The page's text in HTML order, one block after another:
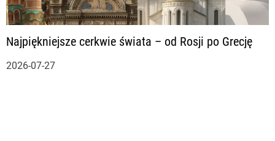
Najpiękniejsze cerkwie świata – od Rosji po Grecję
2026-07-27